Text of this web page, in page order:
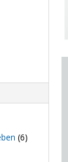
(6)